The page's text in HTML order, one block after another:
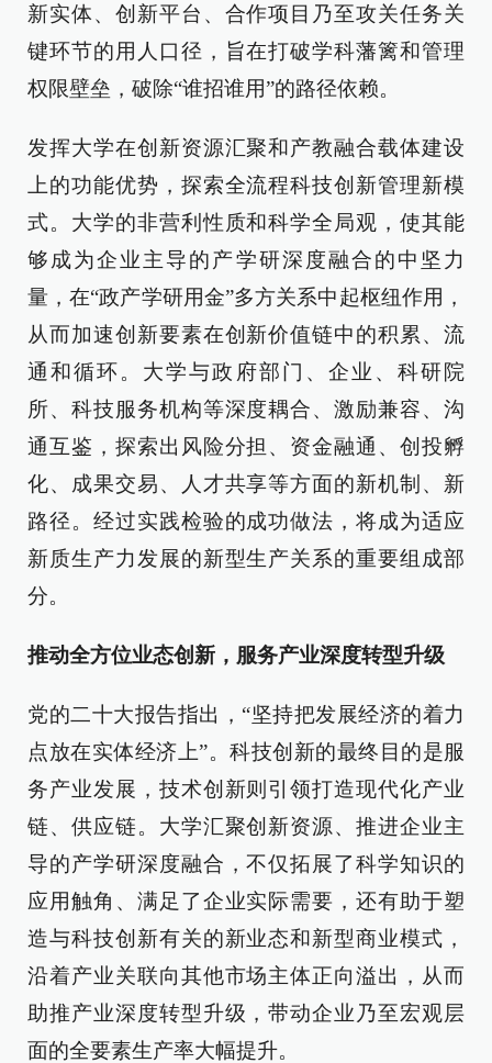
新实体、创新平台、合作项目乃至攻关任务关
键环节的用人口径，旨在打破学科藩篱和管理
权限壁垒，破除“谁招谁用”的路径依赖。
发挥大学在创新资源汇聚和产教融合载体建设
上的功能优势，探索全流程科技创新管理新模
式。大学的非营利性质和科学全局观，使其能
够成为企业主导的产学研深度融合的中坚力
量，在“政产学研用金”多方关系中起枢纽作用，
从而加速创新要素在创新价值链中的积累、流
通和循环。大学与政府部门、企业、科研院
所、科技服务机构等深度耦合、激励兼容、沟
通互鉴，探索出风险分担、资金融通、创投孵
化、成果交易、人才共享等方面的新机制、新
路径。经过实践检验的成功做法，将成为适应
新质生产力发展的新型生产关系的重要组成部
分。
推动全方位业态创新，服务产业深度转型升级
党的二十大报告指出，“坚持把发展经济的着力
点放在实体经济上”。科技创新的最终目的是服
务产业发展，技术创新则引领打造现代化产业
链、供应链。大学汇聚创新资源、推进企业主
导的产学研深度融合，不仅拓展了科学知识的
应用触角、满足了企业实际需要，还有助于塑
造与科技创新有关的新业态和新型商业模式，
沿着产业关联向其他市场主体正向溢出，从而
助推产业深度转型升级，带动企业乃至宏观层
面的全要素生产率大幅提升。